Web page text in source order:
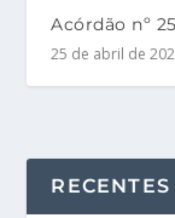
Acórdão nº
25 de abril de
RECENTES